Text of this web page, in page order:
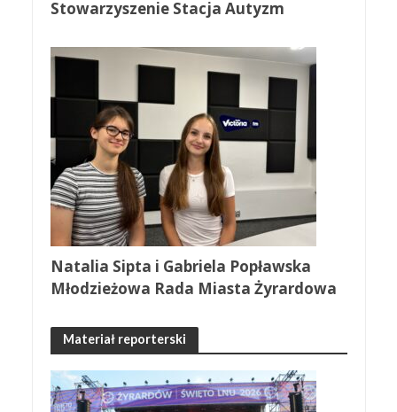
Stowarzyszenie Stacja Autyzm
Natalia Sipta i Gabriela Popławska
Młodzieżowa Rada Miasta Żyrardowa
Materiał reporterski